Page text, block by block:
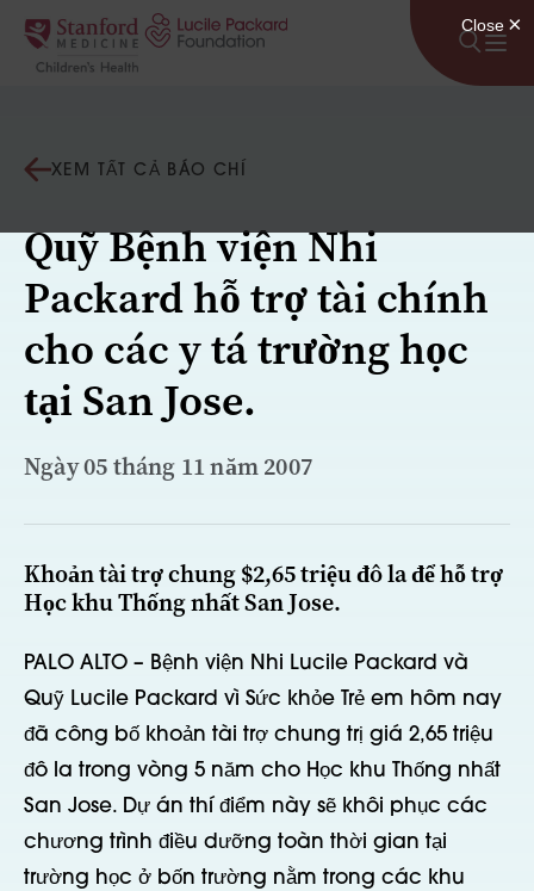
Bỏ qua nội dung
XEM TẤT CẢ BÁO CHÍ
Quỹ Bệnh viện Nhi
Packard hỗ trợ tài chính
cho các y tá trường học
tại San Jose.
Ngày 05 tháng 11 năm 2007
Khoản tài trợ chung $2,65 triệu đô la để hỗ trợ
Học khu Thống nhất San Jose.
PALO ALTO – Bệnh viện Nhi Lucile Packard và
Quỹ Lucile Packard vì Sức khỏe Trẻ em hôm nay
đã công bố khoản tài trợ chung trị giá 2,65 triệu
đô la trong vòng 5 năm cho Học khu Thống nhất
San Jose. Dự án thí điểm này sẽ khôi phục các
chương trình điều dưỡng toàn thời gian tại
trường học ở bốn trường nằm trong các khu